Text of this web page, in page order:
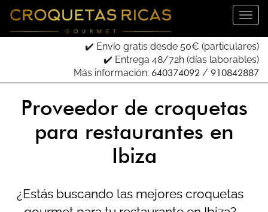
✔️ Envío gratis desde 50€ (particulares)
✔️ Entrega 48/72h (días laborables)
Más información: 640374092 / 910842887
Proveedor de croquetas
para restaurantes en
Ibiza
¿Estás buscando las mejores croquetas